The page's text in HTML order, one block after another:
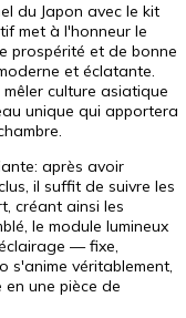
du Japon avec le kit
met à l'honneur le
prospérité et de bonne
et éclatante.
culture asiatique
unique qui apportera
après avoir
il suffit de suivre les
créant ainsi les
le module lumineux
— fixe,
s'anime véritablement,
une pièce de